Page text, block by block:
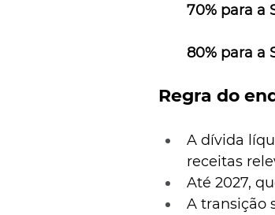
70% para a
80% para a
Regra do
A dívida
receitas
Até 2027,
A transição